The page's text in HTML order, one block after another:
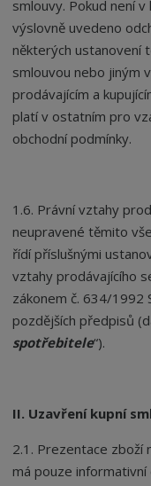
smlouvy. Pokud není
výslovně uvedeno
některých ustanovení
smlouvou nebo jiným
prodávajícím a
platí v ostatním pro
obchodní podmínky.
1.6. Právní vztahy
neupravené těmito
řídí příslušnými
vztahy prodávajícího
zákonem č. 634/1992
pozdějších předpisů
spotřebitele“).
II. Uzavření kupní
2.1. Prezentace zboží
má pouze informativní